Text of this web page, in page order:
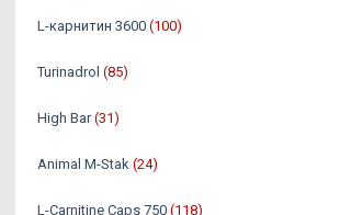
L-карнитин 3600 (100)
Turinadrol (85)
High Bar (31)
Animal M-Stak (24)
L-Carnitine Caps 750 (118)